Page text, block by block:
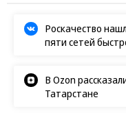
Роскачество
пяти сетей
В Ozon
Татарстане